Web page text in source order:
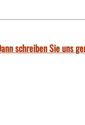
schreiben Sie uns